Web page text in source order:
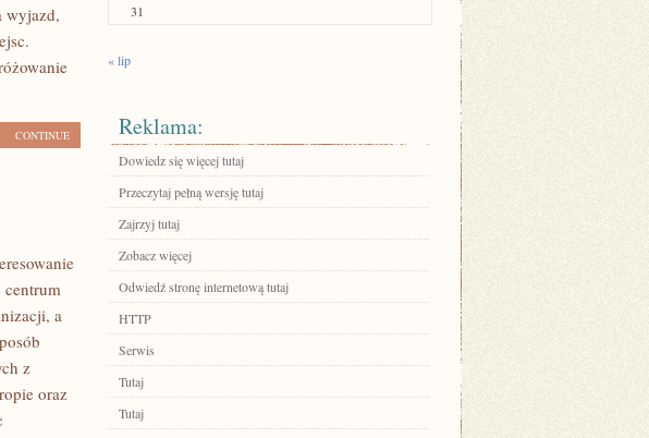
wyjazd,
CONTINUE
centrum
a
z
oraz
31
« lip
Reklama:
Dowiedz się więcej tutaj
Przeczytaj pełną wersję tutaj
Zajrzyj tutaj
Zobacz więcej
Odwiedź stronę internetową tutaj
HTTP
Serwis
Tutaj
Tutaj